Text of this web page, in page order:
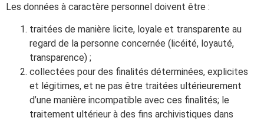
Les données à caractère personnel doivent être :
traitées de manière licite, loyale et transparente au
regard de la personne concernée (licéité, loyauté,
transparence) ;
collectées pour des finalités déterminées, explicites
et légitimes, et ne pas être traitées ultérieurement
d’une manière incompatible avec ces finalités; le
traitement ultérieur à des fins archivistiques dans